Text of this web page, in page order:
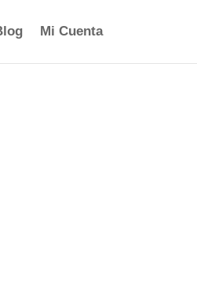
Mi Cuenta